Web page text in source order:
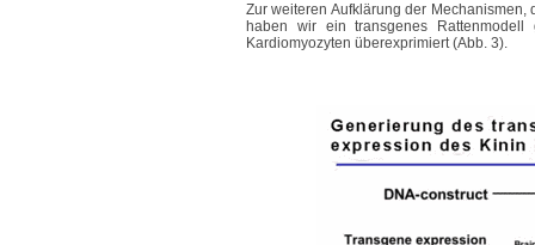
Zur weiteren Aufklärung der
haben wir ein transgenes
Kardiomyozyten überexprimiert (Abb. 3).